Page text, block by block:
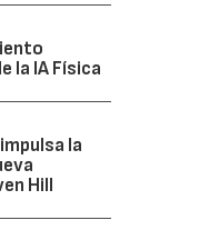
la IA Física
la
Hill